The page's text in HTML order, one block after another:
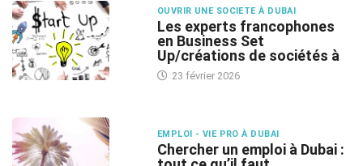
OUVRIR UNE SOCIETE À DUBAI
Les experts francophones
en Business Set
Up/créations de sociétés à
23 février 2026
EMPLOI - VIE PRO À DUBAI
Chercher un emploi à Dubai :